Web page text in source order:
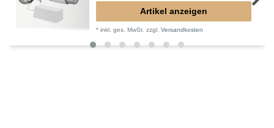
Artikel anzeigen
*inkl. ges. MwSt. zzgl.Versandkosten